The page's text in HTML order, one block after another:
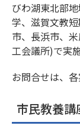
びわ湖東北部
学、滋賀文教
市、長浜市、
工会議所)で実
お問合せは、
市民教養講